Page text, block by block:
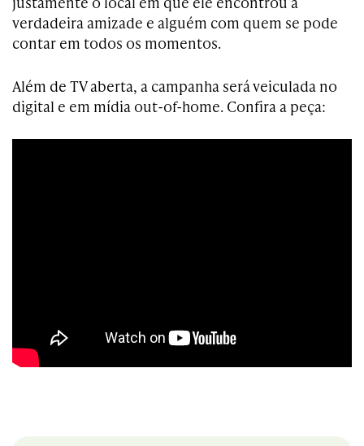
verdadeira amizade e alguém com quem se pode
contar em todos os momentos.
Além de TV aberta, a campanha será veiculada no
digital e em mídia out-of-home. Confira a peça: